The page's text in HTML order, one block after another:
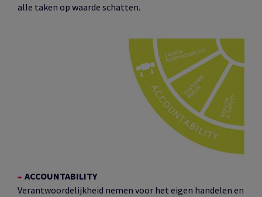
alle taken op waarde schatten.
ACCOUNTABILITY
Verantwoordelijkheid nemen voor het eigen handelen en